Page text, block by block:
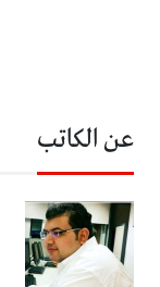
عن الكاتب